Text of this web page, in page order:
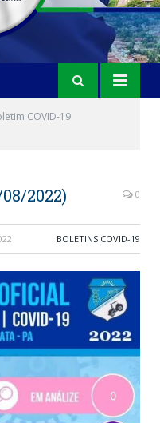
COVID-19
2022) 0
BOLETINS COVID-19